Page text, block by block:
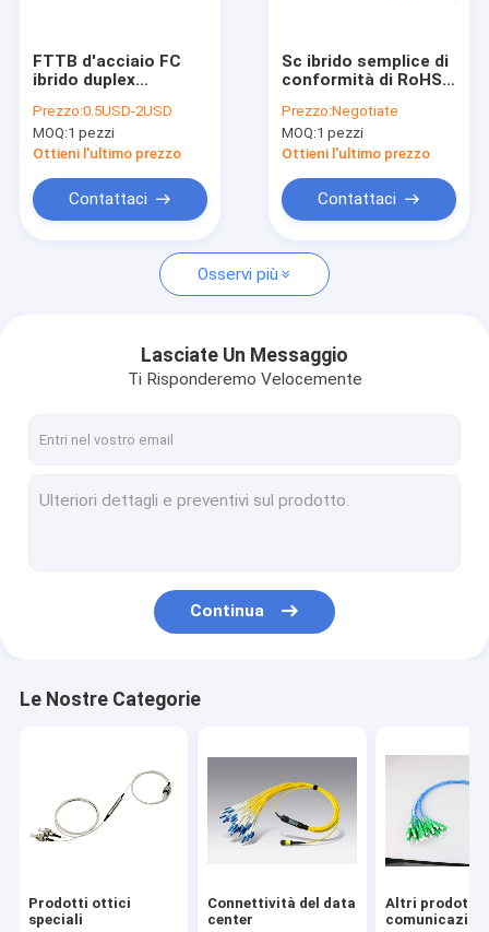
FTTB d'acciaio FC
ibrido duplex
fibra della st
Prezzo:0.5USD-2USD
MOQ:1 pezzi
Ottieni l'ultimo prezzo
Contattaci
Sc ibrido semplice di
conformità di RoHS
fibra della st
Prezzo:Negotiate
MOQ:1 pezzi
Ottieni l'ultimo prezzo
Contattaci
Osservi più
Lasciate Un Messaggio
Ti Risponderemo Velocemente
Continua
Le Nostre Categorie
Prodotti ottici
speciali
Connettività del data
center
Altri prodotti